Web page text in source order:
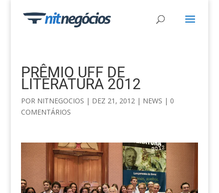
PRÊMIO UFF DE
LITERATURA 2012
POR NITNEGOCIOS | DEZ 21, 2012| NEWS | 0
COMENTÁRIOS